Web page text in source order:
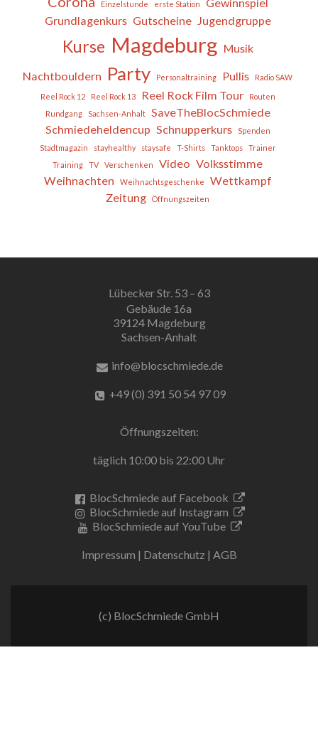
Einzelstunde erste Station
Grundlagenkurs Gutscheine Jugendgruppe
Kurse Magdeburg Musik
Nachtbouldern Party Personaltraining Pullis Radio SAW
Reel Rock 12 Reel Rock 13 Reel Rock Film Tour
Routen
Rundgang
Sachsen-Anhalt
SaveTheBlocSchmiede
Schmiedeheldencup Schnupperkurs
Spenden
Stadtmagazin
stayhealthy staysafe T-Shirts Tanktops
Trainer
Training
TV Verschenken Video Volksstimme
Weihnachten
Weihnachtsgeschenke
Wettkampf
Zeitung
Öffnungszeiten
Lübecker Str. 53 – 63
Gebäude 16a
39124 Magdeburg
Sachsen-Anhalt
info@blocschmiede.de
+49 (0) 391 50 54 97 09
Öffnungszeiten:
täglich 10:00 bis 22:00 Uhr
BlocSchmiede auf Facebook
BlocSchmiede auf Instagram
BlocSchmiede auf YouTube
Impressum | Datenschutz | AGB
(c) BlocSchmiede GmbH